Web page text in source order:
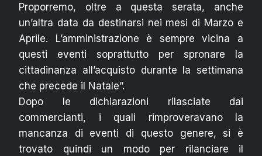
Proporremo, oltre a questa serata, anche
un’altra data da destinarsi nei mesi di Marzo e
Aprile. L’amministrazione è sempre vicina a
questi eventi soprattutto per spronare la
cittadinanza all’acquisto durante la settimana
che precede il Natale”.
Dopo le dichiarazioni rilasciate dai
commercianti, i quali rimproveravano la
mancanza di eventi di questo genere, si è
trovato quindi un modo per rilanciare il